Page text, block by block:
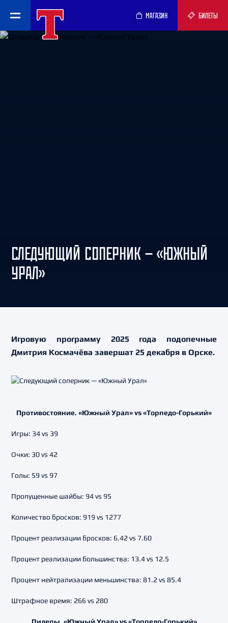
МАГАЗИН БИЛЕТЫ
СЛЕДУЮЩИЙ СОПЕРНИК — «ЮЖНЫЙ
УРАЛ»
Игровую программу 2025 года подопечные
Дмитрия Космачёва завершат 25 декабря в Орске.
Противостояние. «Южный Урал» vs «Торпедо-Горький»
Игры: 34 vs 39
Очки: 30 vs 42
Голы: 59 vs 97
Пропущенные шайбы: 94 vs 95
Количество бросков: 919 vs 1277
Процент реализации бросков: 6.42 vs 7.60
Процент реализации большинства: 13.4 vs 12.5
Процент нейтрализации меньшинства: 81.2 vs 85.4
Штрафное время: 266 vs 280